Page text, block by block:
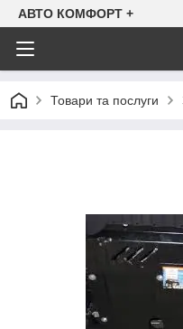
АВТО КОМФОРТ +
Товари та послуги